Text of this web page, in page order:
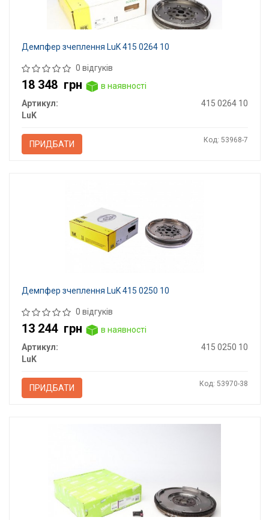
Демпфер зчеплення LuK 415 0264 10
0 відгуків
18 348 грн
в наявності
Артикул:
415 0264 10
LuK
ПРИДБАТИ Код: 53968-7
Демпфер зчеплення LuK 415 0250 10
0 відгуків
13 244 грн
в наявності
Артикул:
415 0250 10
LuK
ПРИДБАТИ Код: 53970-38